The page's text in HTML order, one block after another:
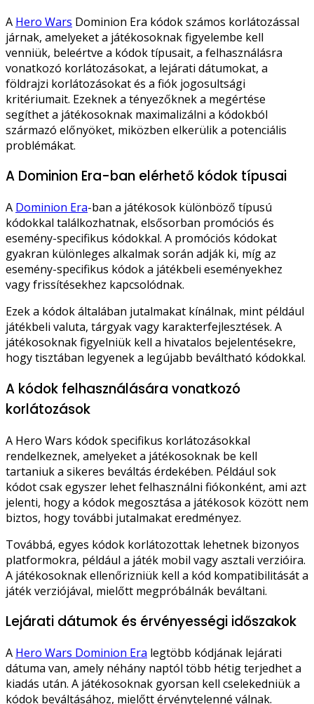
A Hero Wars Dominion Era kódok számos korlátozással
járnak, amelyeket a játékosoknak figyelembe kell
venniük, beleértve a kódok típusait, a felhasználásra
vonatkozó korlátozásokat, a lejárati dátumokat, a
földrajzi korlátozásokat és a fiók jogosultsági
kritériumait. Ezeknek a tényezőknek a megértése
segíthet a játékosoknak maximalizálni a kódokból
származó előnyöket, miközben elkerülik a potenciális
problémákat.
A Dominion Era-ban elérhető kódok típusai
A Dominion Era-ban a játékosok különböző típusú
kódokkal találkozhatnak, elsősorban promóciós és
esemény-specifikus kódokkal. A promóciós kódokat
gyakran különleges alkalmak során adják ki, míg az
esemény-specifikus kódok a játékbeli eseményekhez
vagy frissítésekhez kapcsolódnak.
Ezek a kódok általában jutalmakat kínálnak, mint például
játékbeli valuta, tárgyak vagy karakterfejlesztések. A
játékosoknak figyelniük kell a hivatalos bejelentésekre,
hogy tisztában legyenek a legújabb beváltható kódokkal.
A kódok felhasználására vonatkozó
korlátozások
A Hero Wars kódok specifikus korlátozásokkal
rendelkeznek, amelyeket a játékosoknak be kell
tartaniuk a sikeres beváltás érdekében. Például sok
kódot csak egyszer lehet felhasználni fiókonként, ami azt
jelenti, hogy a kódok megosztása a játékosok között nem
biztos, hogy további jutalmakat eredményez.
Továbbá, egyes kódok korlátozottak lehetnek bizonyos
platformokra, például a játék mobil vagy asztali verzióira.
A játékosoknak ellenőrizniük kell a kód kompatibilitását a
játék verziójával, mielőtt megpróbálnák beváltani.
Lejárati dátumok és érvényességi időszakok
A Hero Wars Dominion Era legtöbb kódjának lejárati
dátuma van, amely néhány naptól több hétig terjedhet a
kiadás után. A játékosoknak gyorsan kell cselekedniük a
kódok beváltásához, mielőtt érvénytelenné válnak.